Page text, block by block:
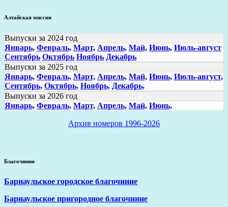
Алтайская миссия
Выпуски за 2024 год
Январь, Февраль, Март, Апрель, Май, Июнь, Июль-август
Сентябрь Октябрь Ноябрь Декабрь
Выпуски за 2025 год
Январь, Февраль, Март, Апрель, Май, Июнь, Июль-август,
Сентябрь, Октябрь, Ноябрь, Декабрь,
Выпуски за 2026 год
Январь, Февраль, Март, Апрель, Май, Июнь,
Архив номеров 1996-2026
Благочиния
Барнаульское городское благочиние
Барнаульское пригородное благочиние